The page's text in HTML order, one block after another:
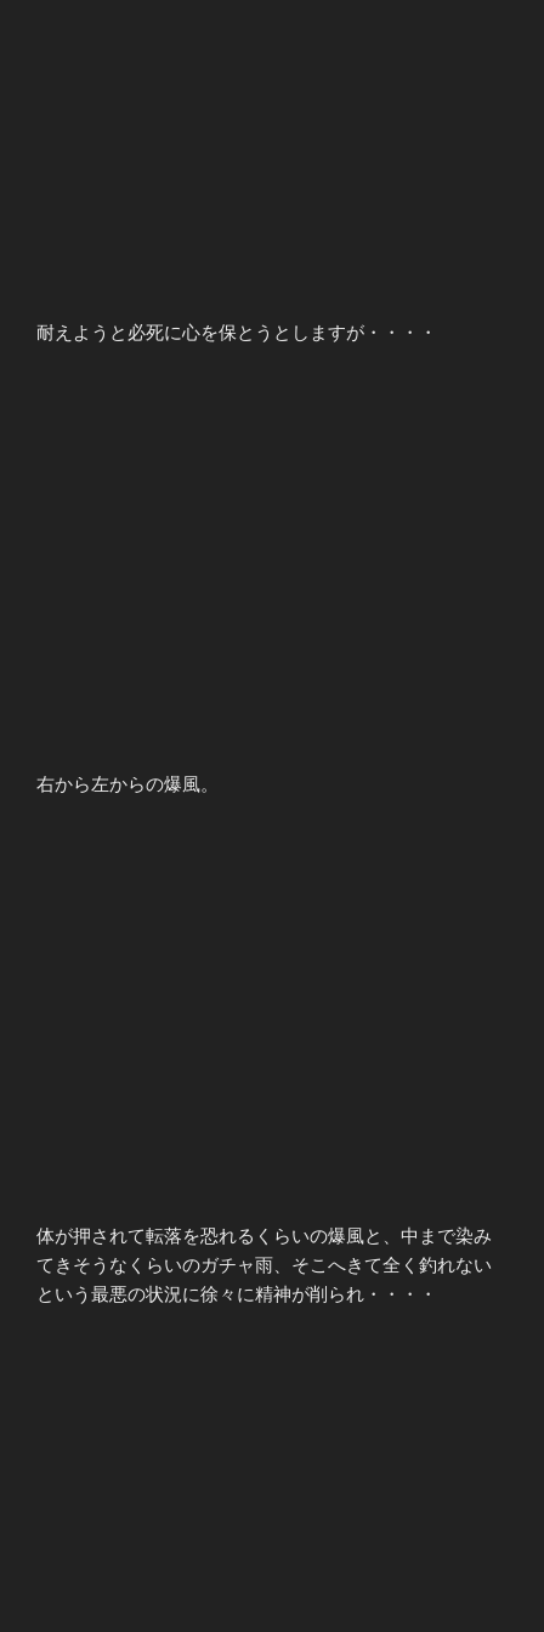
耐えようと必死に心を保とうとしますが・・・・
右から左からの爆風。
体が押されて転落を恐れるくらいの爆風と、中まで染み
てきそうなくらいのガチャ雨、そこへきて全く釣れない
という最悪の状況に徐々に精神が削られ・・・・